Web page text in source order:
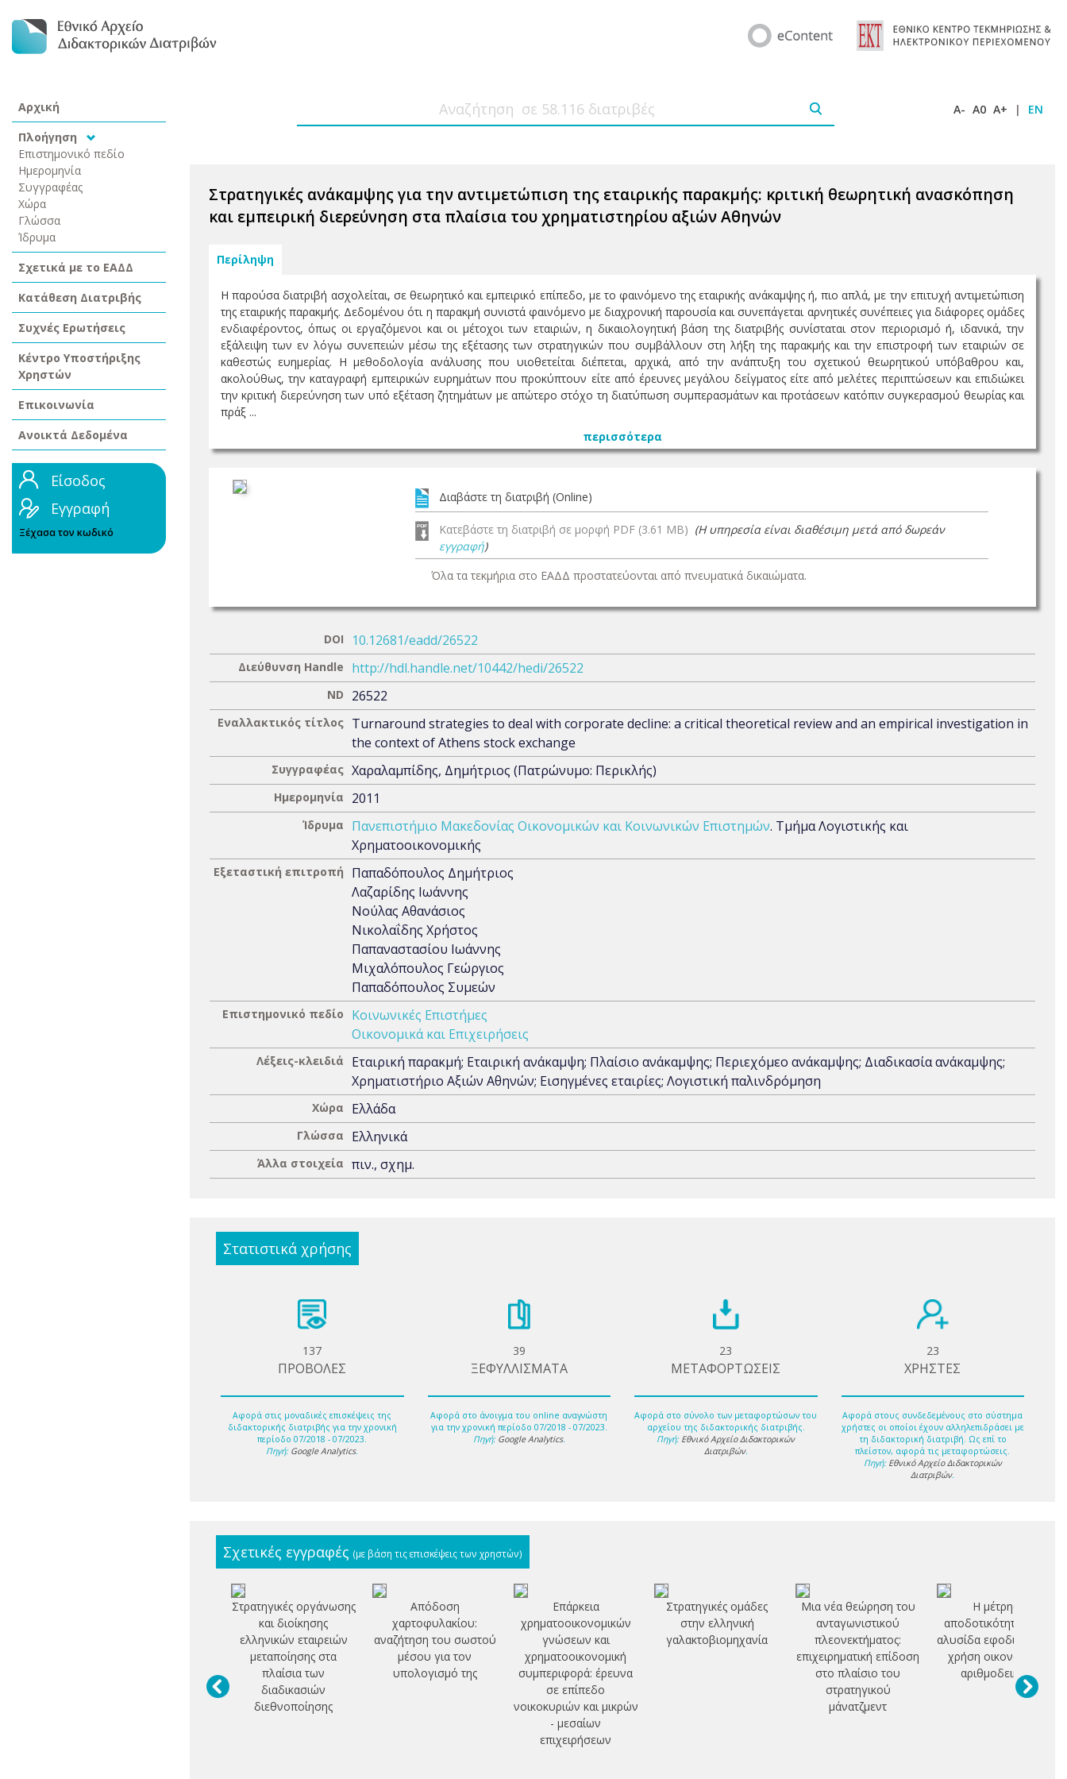
Αρχική
Πλοήγηση
Επιστημονικό πεδίο
Ημερομηνία
Συγγραφέας
Χώρα
Γλώσσα
Ίδρυμα
Σχετικά με το ΕΑΔΔ
Κατάθεση Διατριβής
Συχνές Ερωτήσεις
Κέντρο Υποστήριξης
Χρηστών
Επικοινωνία
Ανοικτά Δεδομένα
Είσοδος
Εγγραφή
Ξέχασα τον κωδικό
A- A0 A+ | EN
Στρατηγικές ανάκαμψης για την αντιμετώπιση της εταιρικής παρακμής: κριτική θεωρητική ανασκόπηση
και εμπειρική διερεύνηση στα πλαίσια του χρηματιστηρίου αξιών Αθηνών
Περίληψη
Η παρούσα διατριβή ασχολείται, σε θεωρητικό και εμπειρικό επίπεδο, με το φαινόμενο της εταιρικής ανάκαμψης ή, πιο απλά, με την επιτυχή αντιμετώπιση
της εταιρικής παρακμής. Δεδομένου ότι η παρακμή συνιστά φαινόμενο με διαχρονική παρουσία και συνεπάγεται αρνητικές συνέπειες για διάφορες ομάδες
ενδιαφέροντος, όπως οι εργαζόμενοι και οι μέτοχοι των εταιριών, η δικαιολογητική βάση της διατριβής συνίσταται στον περιορισμό ή, ιδανικά, την
εξάλειψη των εν λόγω συνεπειών μέσω της εξέτασης των στρατηγικών που συμβάλλουν στη λήξη της παρακμής και την επιστροφή των εταιριών σε
καθεστώς ευημερίας. Η μεθοδολογία ανάλυσης που υιοθετείται διέπεται, αρχικά, από την ανάπτυξη του σχετικού θεωρητικού υπόβαθρου και,
ακολούθως, την καταγραφή εμπειρικών ευρημάτων που προκύπτουν είτε από έρευνες μεγάλου δείγματος είτε από μελέτες περιπτώσεων και επιδιώκει
την κριτική διερεύνηση των υπό εξέταση ζητημάτων με απώτερο στόχο τη διατύπωση συμπερασμάτων και προτάσεων κατόπιν συγκερασμού θεωρίας και
πράξ ...
περισσότερα
Διαβάστε τη διατριβή (Online)
Κατεβάστε τη διατριβή σε μορφή PDF (3.61 MB) (Η υπηρεσία είναι διαθέσιμη μετά από δωρεάν
εγγραφή)
Όλα τα τεκμήρια στο ΕΑΔΔ προστατεύονται από πνευματικά δικαιώματα.
DOI 10.12681/eadd/26522
Διεύθυνση Handle http://hdl.handle.net/10442/hedi/26522
ND 26522
Εναλλακτικός τίτλος Turnaround strategies to deal with corporate decline: a critical theoretical review and an empirical investigation in
the context of Athens stock exchange
Συγγραφέας Χαραλαμπίδης, Δημήτριος (Πατρώνυμο: Περικλής)
Ημερομηνία 2011
Ίδρυμα Πανεπιστήμιο Μακεδονίας Οικονομικών και Κοινωνικών Επιστημών. Τμήμα Λογιστικής και
Χρηματοοικονομικής
Εξεταστική επιτροπή
Παπαδόπουλος Δημήτριος
Λαζαρίδης Ιωάννης
Νούλας Αθανάσιος
Νικολαΐδης Χρήστος
Παπαναστασίου Ιωάννης
Μιχαλόπουλος Γεώργιος
Παπαδόπουλος Συμεών
Επιστημονικό πεδίο
Κοινωνικές Επιστήμες
Οικονομικά και Επιχειρήσεις
Λέξεις-κλειδιά
Εταιρική παρακμή; Εταιρική ανάκαμψη; Πλαίσιο ανάκαμψης; Περιεχόμεο ανάκαμψης; Διαδικασία ανάκαμψης;
Χρηματιστήριο Αξιών Αθηνών; Εισηγμένες εταιρίες; Λογιστική παλινδρόμηση
Χώρα Ελλάδα
Γλώσσα Ελληνικά
Άλλα στοιχεία πιν., σχημ.
Στατιστικά χρήσης
137
ΠΡΟΒΟΛΕΣ
Αφορά στις μοναδικές επισκέψεις της
διδακτορικής διατριβής για την χρονική
περίοδο 07/2018 - 07/2023.
Πηγή: Google Analytics.
39
ΞΕΦΥΛΛΙΣΜΑΤΑ
Αφορά στο άνοιγμα του online αναγνώστη
για την χρονική περίοδο 07/2018 - 07/2023.
Πηγή: Google Analytics.
23
ΜΕΤΑΦΟΡΤΩΣΕΙΣ
Αφορά στο σύνολο των μεταφορτώσων του
αρχείου της διδακτορικής διατριβής.
Πηγή: Εθνικό Αρχείο Διδακτορικών
Διατριβών.
23
ΧΡΗΣΤΕΣ
Αφορά στους συνδεδεμένους στο σύστημα
χρήστες οι οποίοι έχουν αλληλεπιδράσει με
τη διδακτορική διατριβή. Ως επί το
πλείστον, αφορά τις μεταφορτώσεις.
Πηγή: Εθνικό Αρχείο Διδακτορικών
Διατριβών.
Σχετικές εγγραφές (με βάση τις επισκέψεις των χρηστών)
Στρατηγικές οργάνωσης
και διοίκησης
ελληνικών εταιρειών
μεταποίησης στα
πλαίσια των
διαδικασιών
διεθνοποίησης
Απόδοση
χαρτοφυλακίου:
αναζήτηση του σωστού
μέσου για τον
υπολογισμό της
Επάρκεια
χρηματοοικονομικών
γνώσεων και
χρηματοοικονομική
συμπεριφορά: έρευνα
σε επίπεδο
νοικοκυριών και μικρών
- μεσαίων
επιχειρήσεων
Στρατηγικές ομάδες
στην ελληνική
γαλακτοβιομηχανία
Μια νέα θεώρηση του
ανταγωνιστικού
πλεονεκτήματος:
επιχειρηματική επίδοση
στο πλαίσιο του
στρατηγικού
μάνατζμεντ
Η μέτρηση
αποδοτικότητας στην
αλυσίδα εφοδιασμού: η
χρήση οικονομικών
αριθμοδεικτών